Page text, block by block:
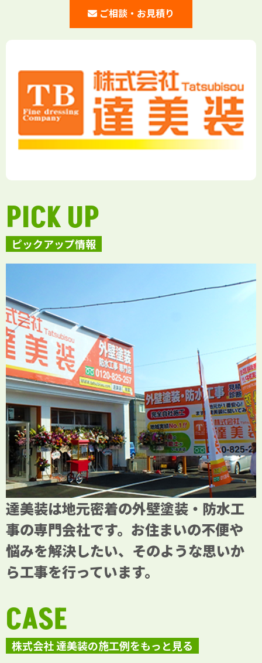
ご相談・お見積り
ピックアップ情報
PICK UP
達美装は地元密着の外壁塗装・防水工
事の専門会社です。お住まいの不便や
悩みを解決したい、そのような思いか
ら工事を行っています。
株式会社 達美装の施工例をもっと見る
CASE